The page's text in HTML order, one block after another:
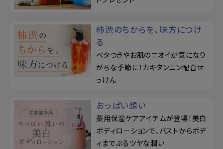
柿渋のちからを、味方につけ
る
ベタつきやお肌のニオイが気になり
がちな季節に！カキタンニン配合せ
っけん
おっぱい想い
薬用保湿ケアアイテムが登場！美白
ボディローションで、バストからボデ
ィまでぷるツヤな潤い